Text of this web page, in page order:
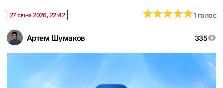
Артем Шумаков 335
27 січня 2026, 22:42 ★★★★★
★★★★★1 голос